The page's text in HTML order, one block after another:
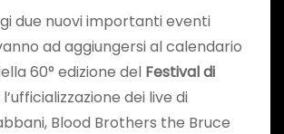
due nuovi importanti eventi
ad aggiungersi al calendario
60° edizione del Festival di
dei live di
Blood Brothers the Bruce